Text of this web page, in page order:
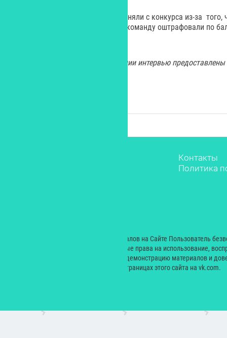
Ещё команду Беларуси чуть не сняли с конкурса из-за того,
разгласил баллы жюри. В итоге команду оштрафовали по
Все изображения для иллюстрации интервью
Контакты
Политика
© 2000 — 2024. При размещении материалов на Сайте Пользователь
Екатерина Николаевна неисключительные права на использование,
производных произведений, а также на демонстрацию материалов и
сайт yesmagazine.ru и на официальных страницах этого сайта на vk.com.